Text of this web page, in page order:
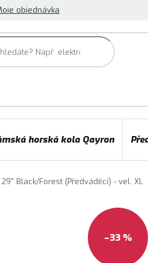
objednávka
horská kola Qayron
Black/Forest (Předváděcí) - vel. XL
–33 %